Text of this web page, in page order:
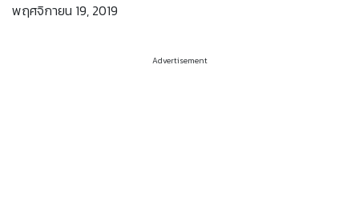
พฤศจิกายน 19, 2019
Advertisement